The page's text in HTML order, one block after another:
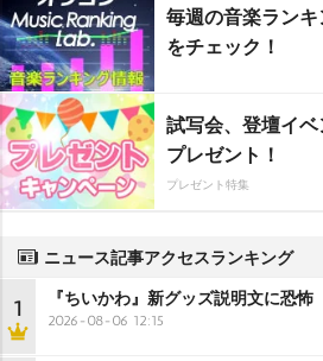
毎週の音楽ラン
をチェック！
試写会、登壇イ
プレゼント！
プレゼント特集
ニュース記事アクセスランキング
1 『ちいかわ』新グッズ説明文に恐怖
2026-08-06 12:15